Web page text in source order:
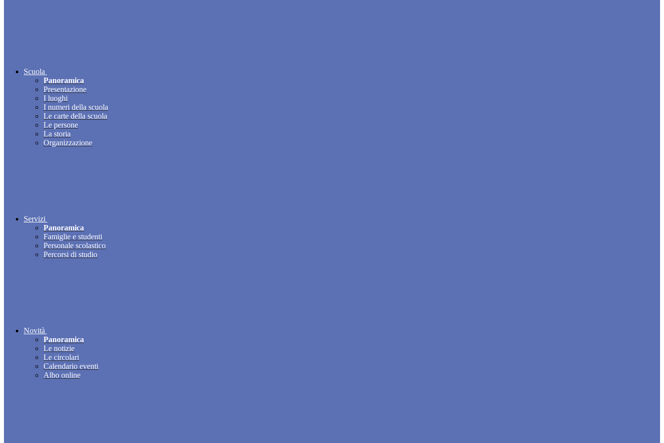
Scuola
Panoramica
Presentazione
I luoghi
I numeri della scuola
Le carte della scuola
Le persone
La storia
Organizzazione
Servizi
Panoramica
Famiglie e studenti
Personale scolastico
Percorsi di studio
Novità
Panoramica
Le notizie
Le circolari
Calendario eventi
Albo online